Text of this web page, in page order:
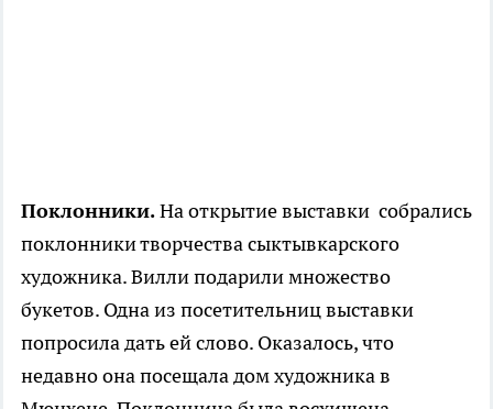
Поклонники.На открытие выставки собрались
поклонники творчества сыктывкарского
художника. Вилли подарили множество
букетов. Одна из посетительниц выставки
попросила дать ей слово. Оказалось, что
недавно она посещала дом художника в